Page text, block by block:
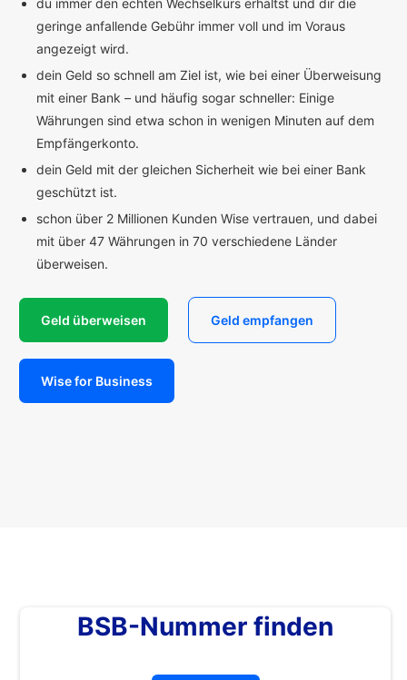
geringe anfallende Gebühr immer voll und im Voraus
angezeigt wird.
dein Geld so schnell am Ziel ist, wie bei einer Überweisung
mit einer Bank – und häufig sogar schneller: Einige
Währungen sind etwa schon in wenigen Minuten auf dem
Empfängerkonto.
dein Geld mit der gleichen Sicherheit wie bei einer Bank
geschützt ist.
schon über 2 Millionen Kunden Wise vertrauen, und dabei
mit über 47 Währungen in 70 verschiedene Länder
überweisen.
Geld überweisen Geld empfangen
Wise for Business
BSB-Nummer finden